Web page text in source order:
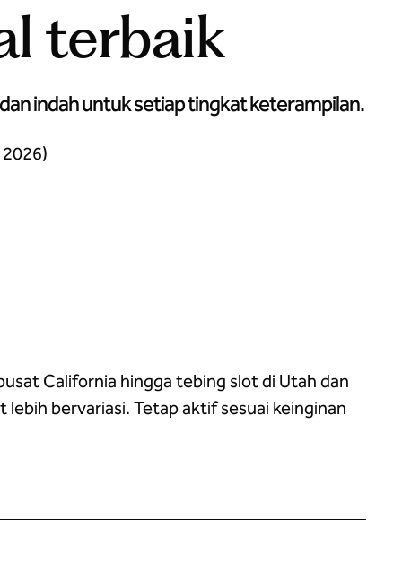
terbaik
indah untuk setiap tingkat keterampilan.
California hingga tebing slot di Utah dan
bervariasi. Tetap aktif sesuai keinginan